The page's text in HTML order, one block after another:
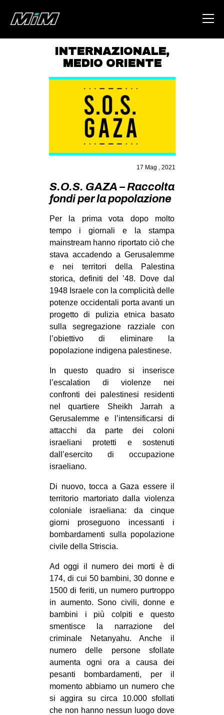
HOME
AREA
DEGENERAZIONE
GAZA FREESTYLE
STUDENTI TSUNAMI
MILANO
MOBILITAZIONI
SPAZI
SPORT POPOLARE
MOVIMENTI
AMBIENTE
ANTIFASCISMO
DIRITTO ALL’ABITARE
GENERI
MIGRAZIONI
PRECARIATO
REPRESSIONE
STUDENTI
CULTURE
CINEMA
MANIFESTI
MUSICA
RECENSIONI
INTERNAZIONALE
AFRICA
ESTREMO ORIENTE
EUROPA
MEDIO ORIENTE
MONDO
EVENTI
in
INTERNAZIONALE,
MEDIO ORIENTE
17 Mag , 2021
S.O.S. GAZA – Raccolta
fondi per la popolazione
Per la prima vota dopo molto
tempo i giornali e la stampa
mainstream hanno riportato ciò che
stava accadendo a Gerusalemme
e nei territori della Palestina
storica, definiti del ’48. Dove dal
1948 Israele con la complicità delle
potenze occidentali porta avanti un
progetto di pulizia etnica basato
sulla segregazione razziale con
l’obiettivo di eliminare la
popolazione indigena palestinese.
In questo quadro si inserisce
l’escalation di violenze nei
confronti dei palestinesi residenti
nel quartiere Sheikh Jarrah a
Gerusalemme e l’intensificarsi di
attacchi da parte dei coloni
israeliani protetti e sostenuti
dall’esercito di occupazione
israeliano.
Di nuovo, tocca a Gaza essere il
territorio martoriato dalla violenza
coloniale israeliana: da cinque
giorni proseguono incessanti i
bombardamenti sulla popolazione
civile della Striscia.
Ad oggi il numero dei morti è di
174, di cui 50 bambini, 30 donne e
1500 di feriti, un numero purtroppo
in aumento. Sono civili, donne e
bambini i più colpiti e questo
smentisce la narrazione del
criminale Netanyahu. Anche il
numero delle persone sfollate
aumenta ogni ora a causa dei
pesanti bombardamenti, per il
momento abbiamo un numero che
si aggira su circa 10.000 sfollati
che non hanno nessun luogo dove